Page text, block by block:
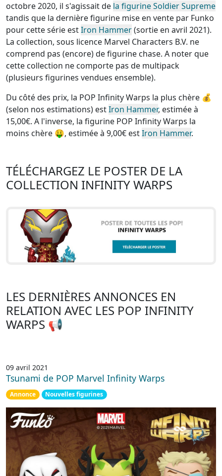
octobre 2020, il s'agissait de la figurine Soldier Supreme
tandis que la dernière figurine mise en vente par Funko
pour cette série estIron Hammer(sortie en avril 2021).
La collection, sous licence Marvel Characters B.V. ne
comprend pas (encore) de figurine chase. A noter que
cette collection ne comporte pas de multipack
(plusieurs figurines vendues ensemble).
Du côté des prix, la POP Infinity Warps la plus chère 💰
(selon nos estimations) estIron Hammer, estimée à
15,00€. A l'inverse, la figurine POP Infinity Warps la
moins chère 🤑, estimée à 9,00€ estIron Hammer.
TÉLÉCHARGEZ LE POSTER DE LA
COLLECTION INFINITY WARPS
LES DERNIÈRES ANNONCES EN
RELATION AVEC LES POP INFINITY
WARPS 📢
09 avril 2021
Tsunami de POP Marvel Infinity Warps
Annonce Nouvelles figurines